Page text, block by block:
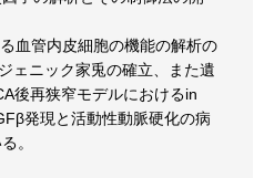
血管内皮細胞の機能の解析の
ェニック家兎の確立、また遺
後再狭窄モデルにおけるin
発現と活動性動脈硬化の病
。